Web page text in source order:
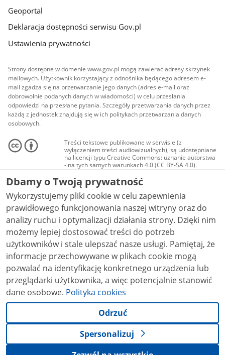
Geoportal
Deklaracja dostępności serwisu Gov.pl
Ustawienia prywatności
Strony dostępne w domenie www.gov.pl mogą zawierać adresy skrzynek
mailowych. Użytkownik korzystający z odnośnika będącego adresem e-
mail zgadza się na przetwarzanie jego danych (adres e-mail oraz
dobrowolnie podanych danych w wiadomości) w celu przesłania
odpowiedzi na przesłane pytania. Szczegóły przetwarzania danych przez
każdą z jednostek znajdują się w ich politykach przetwarzania danych
osobowych.
Treści tekstowe publikowane w serwisie (z
wyłączeniem treści audiowizualnych), są udostępniane
na licencji typu Creative Commons: uznanie autorstwa
- na tych samych warunkach 4.0 (CC BY-SA 4.0).
Materiały audiowizualne, w tym zdjęcia, materiały
audio i wideo, są udostępniane na licencji typu
Creative Commons: uznanie autorstwa użycie
niekomercyjne - bez utworów zależnych 4.0 (CC BY-
NC-ND 4.0), o ile nie jest to stwierdzone inaczej.
Dbamy o Twoją prywatność
Wykorzystujemy pliki cookie w celu zapewnienia
prawidłowego funkcjonowania naszej witryny oraz do
analizy ruchu i optymalizacji działania strony. Dzięki nim
możemy lepiej dostosować treści do potrzeb
użytkowników i stale ulepszać nasze usługi. Pamiętaj, że
informacje przechowywane w plikach cookie mogą
pozwalać na identyfikację konkretnego urządzenia lub
przeglądarki użytkownika, a więc potencjalnie stanowić
dane osobowe. Polityka cookies
Odrzuć
Spersonalizuj